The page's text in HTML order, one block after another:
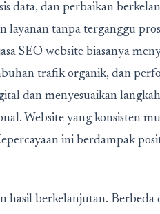
data, dan perbaikan
tanpa terganggu
SEO website biasanya
trafik organik, dan
dan menyesuaikan
Website yang konsisten
ini berdampak
hasil berkelanjutan. Berbeda